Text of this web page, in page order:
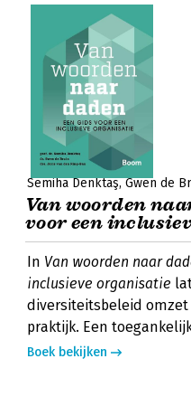
Semiha Denktaş Gwen de
Van woorden
voor een
In Van woorden naar
inclusieve organisatie
diversiteitsbeleid
praktijk. Een
Boek bekijken